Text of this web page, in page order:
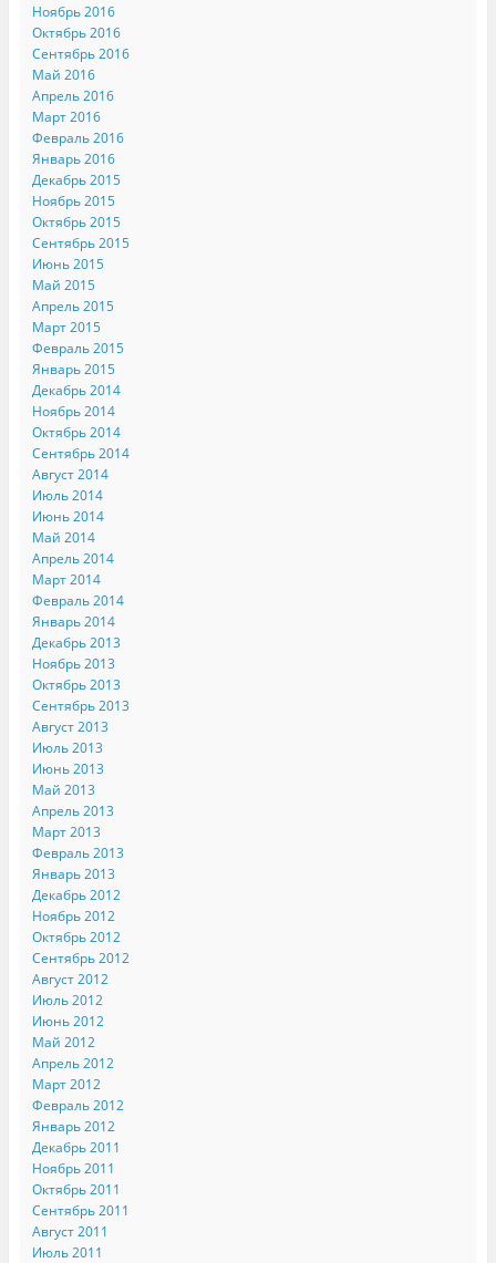
о
в
о
о
к
н
е
)
k
.
(
О
т
ы
е
т
с
я
в
н
о
в
о
н
е
Ноябрь 2016
Октябрь 2016
Сентябрь 2016
Май 2016
Апрель 2016
Март 2016
Февраль 2016
Январь 2016
Декабрь 2015
Ноябрь 2015
Октябрь 2015
Сентябрь 2015
Июнь 2015
Май 2015
Апрель 2015
Март 2015
Февраль 2015
Январь 2015
Декабрь 2014
Ноябрь 2014
Октябрь 2014
Сентябрь 2014
Август 2014
Июль 2014
Июнь 2014
Май 2014
Апрель 2014
Март 2014
Февраль 2014
Январь 2014
Декабрь 2013
Ноябрь 2013
Октябрь 2013
Сентябрь 2013
Август 2013
Июль 2013
Июнь 2013
Май 2013
Апрель 2013
Март 2013
Февраль 2013
Январь 2013
Декабрь 2012
Ноябрь 2012
Октябрь 2012
Сентябрь 2012
Август 2012
Июль 2012
Июнь 2012
Май 2012
Апрель 2012
Март 2012
Февраль 2012
Январь 2012
Декабрь 2011
Ноябрь 2011
Октябрь 2011
Сентябрь 2011
Август 2011
Июль 2011